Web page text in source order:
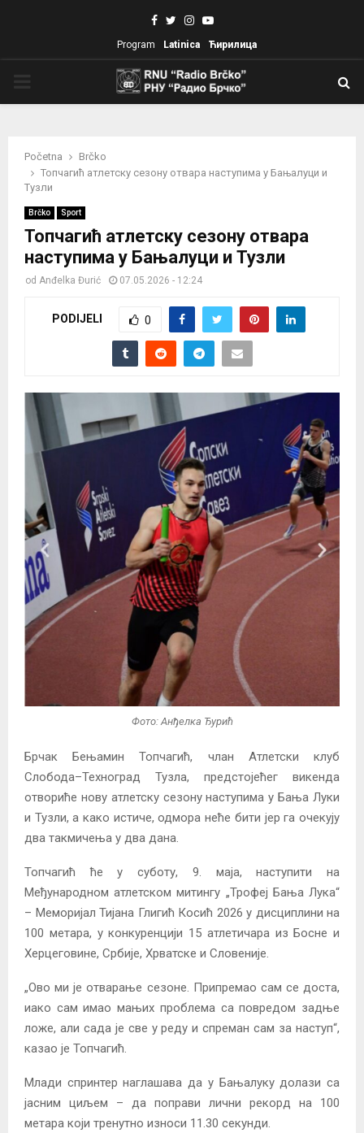
Facebook
TwitterInstagram
Youtube
Program Latinica Ћирилица
Početna
Brčko
Топчагић атлетску сезону отвара наступима у Бањалуци и
Тузли
Brčko Sport
Топчагић атлетску сезону отвара
наступима у Бањалуци и Тузли
od Anđelka Đurić 07.05.2026 - 12:24
PODIJELI 0
Фото: Анђелка Ђурић
Брчак Бењамин Топчагић, члан Атлетски клуб
Слобода–Техноград Тузла, предстојећег викенда
отвориће нову атлетску сезону наступима у Бања Луки
и Тузли, а како истиче, одмора неће бити јер га очекују
два такмичења у два дана.
Топчагић ће у суботу, 9. маја, наступити на
Међународнoм атлетском митингу „Трофеј Бања Лука“
– Меморијал Тијана Глигић Косић 2026 у дисциплини на
100 метара, у конкуренцији 15 атлетичара из Босне и
Херцеговине, Србије, Хрватске и Словеније.
„Ово ми је отварање сезоне. Припремао сам се доста,
иако сам имао мањих проблема са повредом задње
ложе, али сада је све у реду и спреман сам за наступ“,
казао је Топчагић.
Млади спринтер наглашава да у Бањалуку долази са
јасним циљем – да поправи лични рекорд на 100
метара који тренутно износи 11.30 секунди.